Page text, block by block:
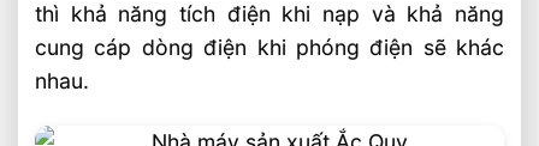
thì khả năng tích điện khi nạp và khả năng
cung cáp dòng điện khi phóng điện sẽ khác
nhau.